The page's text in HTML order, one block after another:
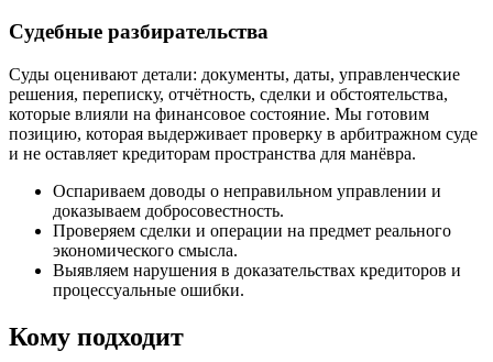
Судебные разбирательства
Суды оценивают детали: документы, даты, управленческие
решения, переписку, отчётность, сделки и обстоятельства,
которые влияли на финансовое состояние. Мы готовим
позицию, которая выдерживает проверку в арбитражном суде
и не оставляет кредиторам пространства для манёвра.
Оспариваем доводы о неправильном управлении и
доказываем добросовестность.
Проверяем сделки и операции на предмет реального
экономического смысла.
Выявляем нарушения в доказательствах кредиторов и
процессуальные ошибки.
Кому подходит